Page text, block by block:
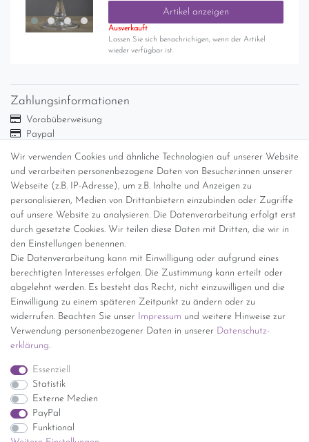
Artikel anzeigen
Ausverkauft
Lassen Sie sich benachrichigen, wenn der Artikel
wieder verfügbar ist.
Wir verwenden Cookies und ähnliche Technologien auf unserer Website
und verarbeiten personenbezogene Daten von Besucher:innen unserer
Webseite (z.B. IP-Adresse), um z.B. Inhalte und Anzeigen zu
personalisieren, Medien von Drittanbietern einzubinden oder Zugriffe
auf unsere Website zu analysieren. Die Datenverarbeitung erfolgt erst
durch gesetzte Cookies. Wir teilen diese Daten mit Dritten, die wir in
den Einstellungen benennen.
Die Datenverarbeitung kann mit Einwilligung oder aufgrund eines
berechtigten Interesses erfolgen. Die Zustimmung kann erteilt oder
abgelehnt werden. Es besteht das Recht, nicht einzuwilligen und die
Einwilligung zu einem späteren Zeitpunkt zu ändern oder zu
widerrufen. Beachten Sie unser Impressum und weitere Hinweise zur
Verwendung personenbezogener Daten in unserer Daten­schutz­
erklärung.
Essenziell
Statistik
Externe Medien
PayPal
Funktional
Zahlungsinformationen
Vorabüberweisung
Paypal
Versandinformationen
Versand per GLS (6,90 Euro) oder DHL (8,49 Euro ) inkl. MwSt.
(innerhalb Deutschlands)
kostenfreie Lieferung ab 150 Euro Warenwert (innerhalb
Deutschlands)
Übersicht Internationale Versandkosten
Wir kaufen an
Sie haben zuviel Porzellan im Schrank? Gerne kaufen wir dieses an.
Einfach unverbindliches Angebot anfordern.
*Endpreis inkl. MwSt. (Dieser Artikel unterliegt gem. § 25a
UStG der Differenzbesteuerung, ein Ausweis der
Mehrwertsteuer auf der Rechnung erfolgt nicht.)